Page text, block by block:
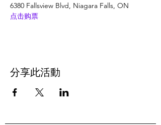
6380 Fallsview Blvd, Niagara Falls, ON
点击购票
分享此活動